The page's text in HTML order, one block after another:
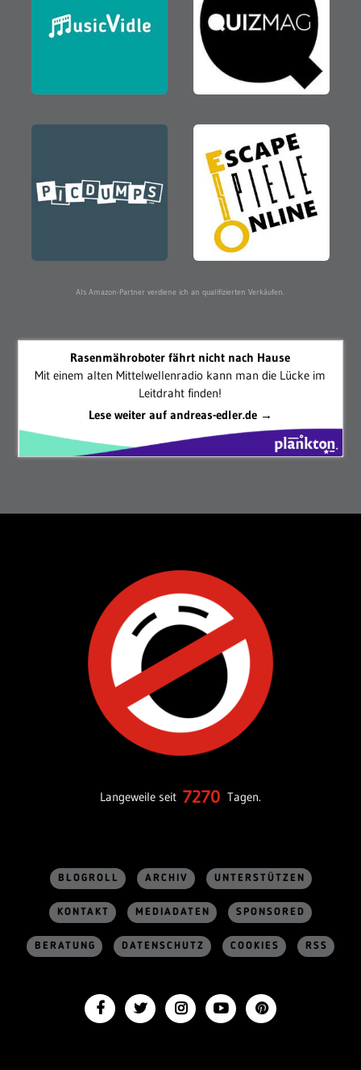
Als Amazon-Partner verdiene ich an qualifizierten Verkäufen.
Rasenmähroboter fährt nicht nach Hause
Mit einem alten Mittelwellenradio kann man die Lücke im
Leitdraht finden!
Lese weiter auf andreas-edler.de →
Langeweile seit 7270 Tagen.
BLOGROLL ARCHIV UNTERSTÜTZEN
KONTAKT MEDIADATEN SPONSORED
BERATUNG DATENSCHUTZ COOKIES RSS